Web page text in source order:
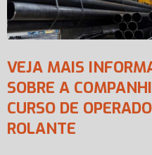
VEJA MAIS
SOBRE A
CURSO DE
ROLANTE